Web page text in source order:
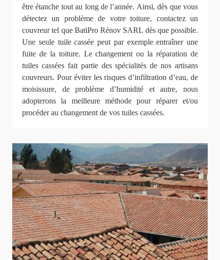
être étanche tout au long de l’année. Ainsi, dès que vous
détectez un problème de votre toiture, contactez un
couvreur tel que BatiPro Rénov SARL dès que possible.
Une seule tuile cassée peut par exemple entraîner une
fuite de la toiture. Le changement ou la réparation de
tuiles cassées fait partie des spécialités de nos artisans
couvreurs. Pour éviter les risques d’infiltration d’eau, de
moisissure, de problème d’humidité et autre, nous
adopterons la meilleure méthode pour réparer et/ou
procéder au changement de vos tuiles cassées.